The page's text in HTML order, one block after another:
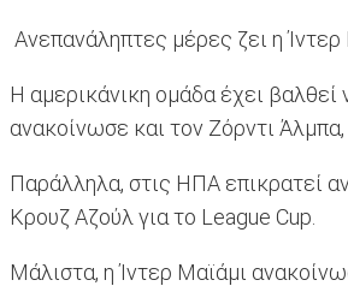
Ανεπανάληπτες μέρες ζει η Ίντερ
Η αμερικάνικη ομάδα έχει
ανακοίνωσε και τον Ζόρντι
Παράλληλα, στις ΗΠΑ επικρατεί
Κρουζ Αζούλ για το League Cup.
Μάλιστα, η Ίντερ Μαϊάμι